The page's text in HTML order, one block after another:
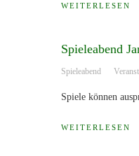
WEITERLESEN
Spieleabend
Spieleabend
Spiele können
WEITERLESEN